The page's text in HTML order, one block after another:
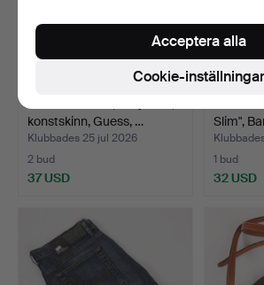
konstskinn, Guess, …
Klubbades 25 jul 2026
2 bud
37 USD
Slim",
1 bud
32 USD
Cookie-inställningar
Acceptera alla